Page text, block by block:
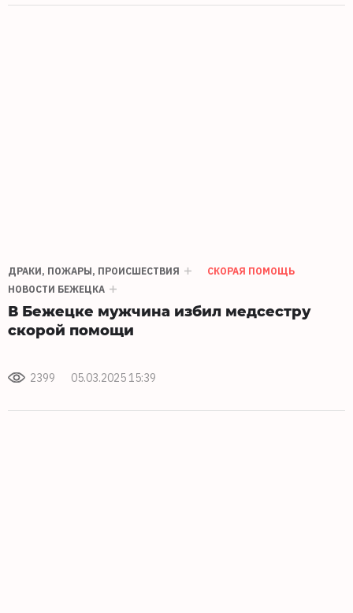
ДРАКИ, ПОЖАРЫ, ПРОИСШЕСТВИЯ
СКОРАЯ ПОМОЩЬ
НОВОСТИ БЕЖЕЦКА
В Бежецке мужчина избил медсестру
скорой помощи
2399 05.03.2025 15:39